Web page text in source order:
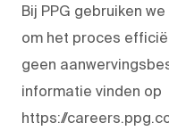
Bij PPG gebruiken
om het proces
geen
informatie vinden op
https://